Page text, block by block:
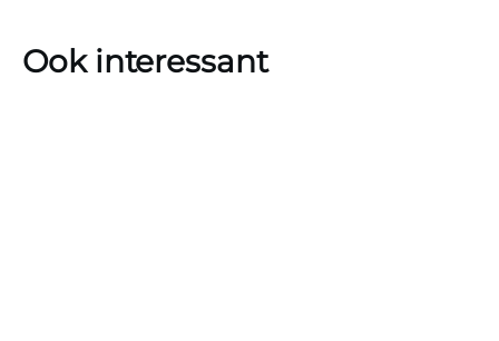
Ook interessant